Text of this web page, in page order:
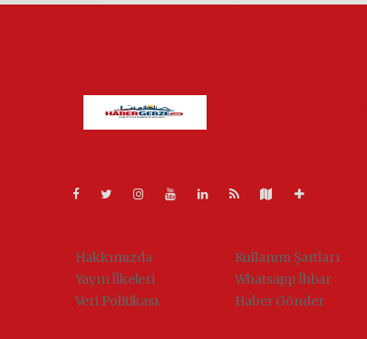
Hakkımızda
Yayın İlkeleri
Veri Politikası
Kullanım Şartları
Whatsapp İhbar
Haber Gönder